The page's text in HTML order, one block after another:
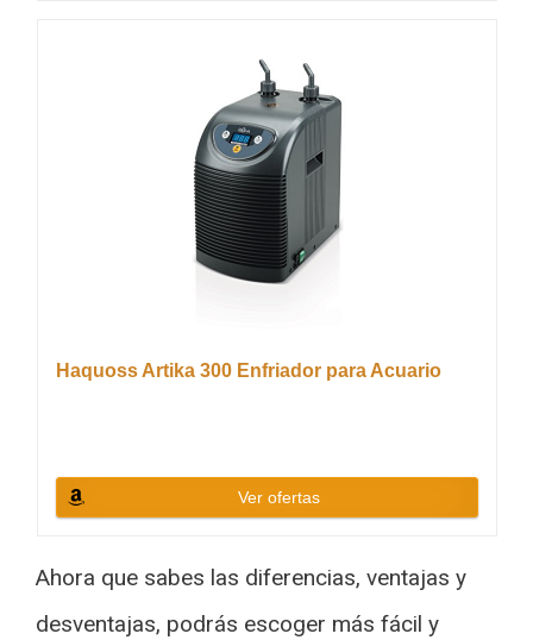
Haquoss Artika 300 Enfriador para Acuario
Ver ofertas
Ahora que sabes las diferencias, ventajas y
desventajas, podrás escoger más fácil y